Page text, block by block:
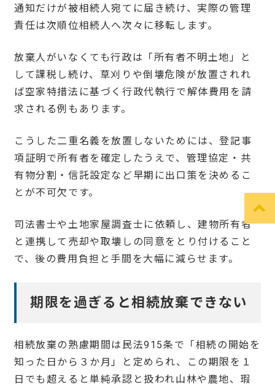
通知だけが被相続人宛てに届き続け、実際の管理
責任は次順位相続人へ次々に移転します。
放棄人がいなくても行政は「所有者不明土地」と
して課税し続け、草刈りや倒壊危険が放置されれ
ば空家特措法に基づく行政代執行で解体費用を請
求される例もあります。
こうした二重名義を放置しないためには、登記事
項証明で所有者を確定したうえで、管理協定・共
有物分割・信託設定など早期に出口策を決めるこ
とが不可欠です。
司法書士や土地家屋調査士に依頼し、建物所有者
と連携して売却や取壊しの同意をとり付けること
で、後の費用負担と手間を大幅に減らせます。
期限を過ぎると相続放棄できない
相続放棄の熟慮期間は民法915条で「相続の開始を
知った日から３か月」と定められ、この期限を１
日でも超えると単純承認と扱われ山林や農地、瑕